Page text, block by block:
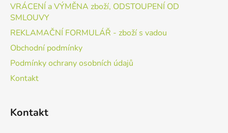
VRÁCENÍ a VÝMĚNA zboží, ODSTOUPENÍ OD
SMLOUVY
REKLAMAČNÍ FORMULÁŘ - zboží s vadou
Obchodní podmínky
Podmínky ochrany osobních údajů
Kontakt
Kontakt